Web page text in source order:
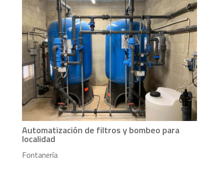
Automatización de filtros y bombeo para
localidad
Fontanería